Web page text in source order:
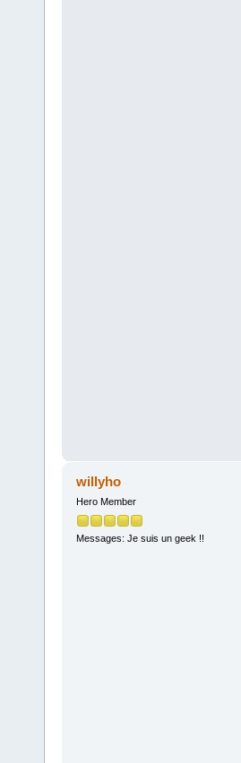
willyho
Hero Member
Messages: Je suis un geek !!